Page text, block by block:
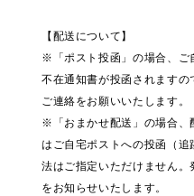
【配送について】
※「ポスト投函」の場合、ご
不在通知書が投函されます
ご連絡をお願いいたします。
※「おまかせ配送」の場合、
はご自宅ポストへの投函（
法はご指定いただけません
をお知らせいたします。